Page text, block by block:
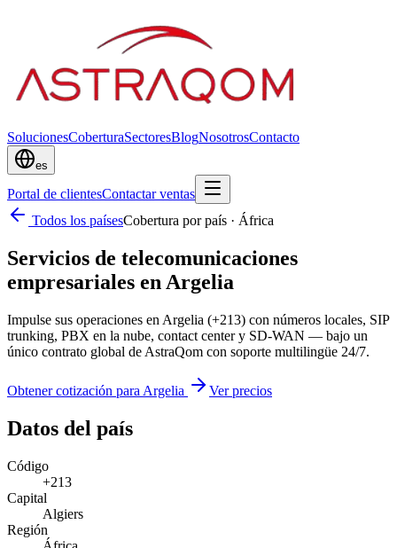
SolucionesCoberturaSectoresBlogNosotrosContacto
es
Portal de clientesContactar ventas
Todos los paísesCobertura por país · África
Servicios de telecomunicaciones
empresariales en Argelia
Impulse sus operaciones en Argelia (+213) con números locales, SIP
trunking, PBX en la nube, contact center y SD-WAN — bajo un
único contrato global de AstraQom con soporte multilingüe 24/7.
Obtener cotización para Argelia Ver precios
Datos del país
Código
+213
Capital
Algiers
Región